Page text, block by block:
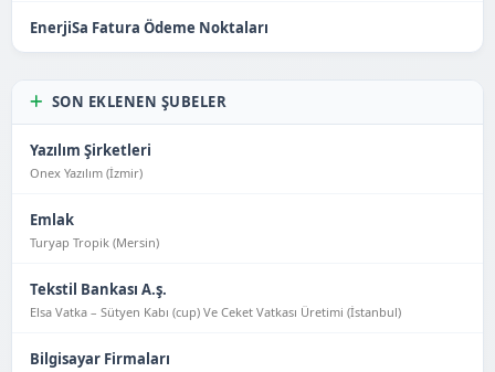
EnerjiSa Fatura Ödeme Noktaları
SON EKLENEN ŞUBELER
Yazılım Şirketleri
Onex Yazılım (İzmir)
Emlak
Turyap Tropik (Mersin)
Tekstil Bankası A.ş.
Elsa Vatka – Sütyen Kabı (cup) Ve Ceket Vatkası Üretimi (İstanbul)
Bilgisayar Firmaları